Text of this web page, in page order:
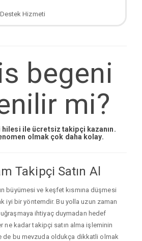
Destek Hizmeti
begeni
mi?
ile ücretsiz takipçi kazanın.
olmak çok daha kolay.
Takipçi Satın Al
büyümesi ve keşfet kısmına düşmesi
iyi bir yöntemdir. Bu yolla uzun zaman
ihtiyaç duymadan hedef
ne kadar takipçi satın alma işleminin
de bu mevzuda oldukça dikkatli olmak